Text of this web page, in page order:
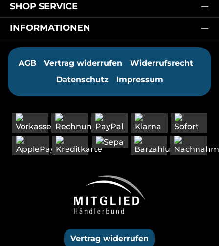
SHOP SERVICE
INFORMATIONEN
AGB Vertrag widerrufen
Widerrufsrecht
Datenschutz
Impressum
Vertrag widerrufen